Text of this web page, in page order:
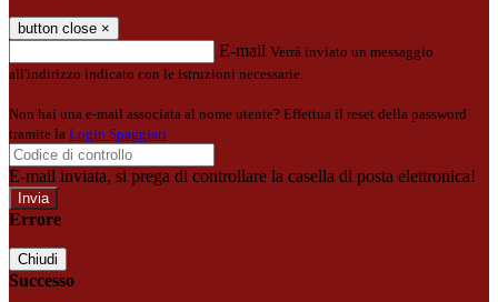
button close ×
E-mail Verrà inviato un messaggio
all'indirizzo indicato con le istruzioni necessarie.
Non hai una e-mail associata al nome utente? Effettua il reset della password
tramite la Login Spaggiari
E-mail inviata, si prega di controllare la casella di posta elettronica!
Errore
Chiudi
Successo